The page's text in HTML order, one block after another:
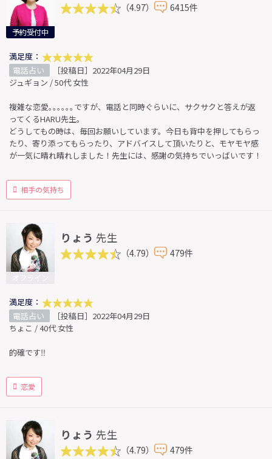
予約受付中
（4.97） 6415件
満足度：
電話占い
［投稿日］2022年04月29日
ジュギョン / 50代 女性
複雑な恋愛｡｡｡｡｡｡ですが、電話と同時ぐらいに、サクサクと答えが返
ってくるHARU先生。
どうしてもの時は、毎回お願いしています。今日も背中を押してもらっ
たり、寄り添ってもらったり、アドバイスして頂いたりと、モヤモヤ感
が一気に晴れ晴れしました！先生には、感謝の気持ちでいっばいです！
相手の気持ち
りょう 先生
（4.79） 479件
満足度：
電話占い
［投稿日］2022年04月29日
ちょこ / 40代 女性
的確です‼️
恋愛
りょう 先生
（4.79） 479件